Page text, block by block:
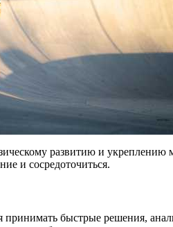
развитию и
и сосредоточиться.
принимать быстрые решения,